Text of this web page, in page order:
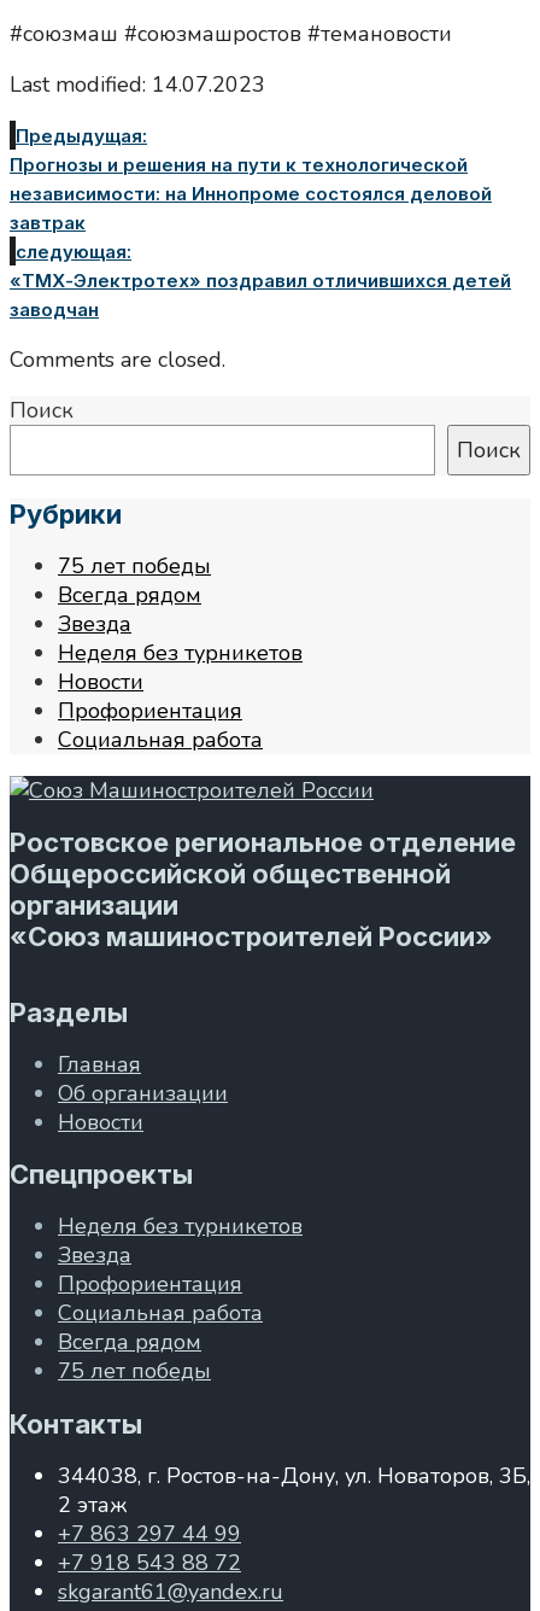
#союзмаш #союзмашростов #темановости
Last modified: 14.07.2023
Предыдущая:
Прогнозы и решения на пути к технологической
независимости: на Иннопроме состоялся деловой
завтрак
следующая:
«ТМХ-Электротех» поздравил отличившихся детей
заводчан
Comments are closed.
Поиск
Поиск
Рубрики
75 лет победы
Всегда рядом
Звезда
Неделя без турникетов
Новости
Профориентация
Социальная работа
Ростовское региональное отделение
Общероссийской общественной
организации
«Союз машиностроителей России»
Разделы
Главная
Об организации
Новости
Спецпроекты
Неделя без турникетов
Звезда
Профориентация
Социальная работа
Всегда рядом
75 лет победы
Контакты
344038, г. Ростов-на-Дону, ул. Новаторов, 3Б,
2 этаж
+7 863 297 44 99
+7 918 543 88 72
skgarant61@yandex.ru